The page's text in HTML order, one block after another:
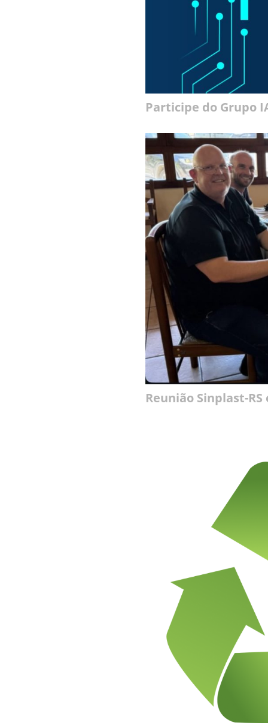
Participe do Grupo
Reunião Sinplast-RS